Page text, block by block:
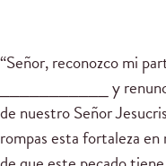
“Señor, reconozco mi
___________ y
de nuestro Señor
rompas esta fortaleza